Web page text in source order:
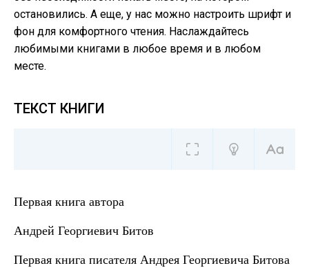
остановились. А еще, у нас можно настроить шрифт и
фон для комфортного чтения. Наслаждайтесь
любимыми книгами в любое время и в любом
месте.
ТЕКСТ КНИГИ
Первая книга автора
Андрей Георгиевич Битов
Первая книга писателя Андрея Георгиевича Битова